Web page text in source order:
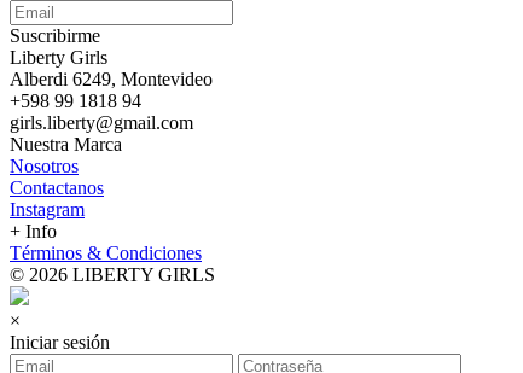
Suscribirme
Liberty Girls
Alberdi 6249, Montevideo
+598 99 1818 94
girls.liberty@gmail.com
Nuestra Marca
Nosotros
Contactanos
Instagram
+ Info
Términos & Condiciones
© 2026 LIBERTY GIRLS
×
Iniciar sesión